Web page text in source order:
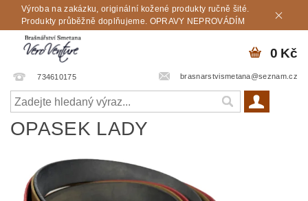
Výroba na zakázku, originální kožené produkty ručně šité.
Produkty průběžně doplňujeme. OPRAVY NEPROVÁDÍM
734610175 brasnarstvismetana@seznam.cz
0 Kč
OPASEK LADY